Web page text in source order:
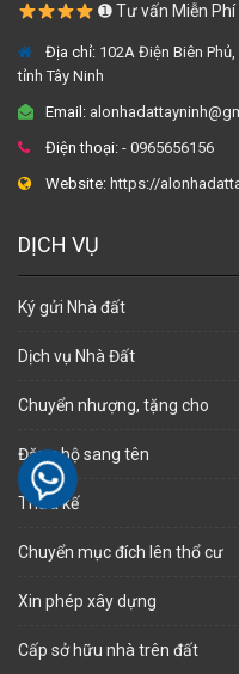
➊ Tư vấn Miễn
Địa chỉ: 102A Điện Biên
tỉnh Tây Ninh
Email:
Điện thoại: - 0965656156
Website: https://
DỊCH VỤ
Ký gửi Nhà đất
Dịch vụ Nhà Đất
Chuyển nhượng, tặng cho
Đăng bộ sang tên
Thừa kế
Chuyển mục đích lên thổ cư
Xin phép xây dựng
Cấp sở hữu nhà trên đất